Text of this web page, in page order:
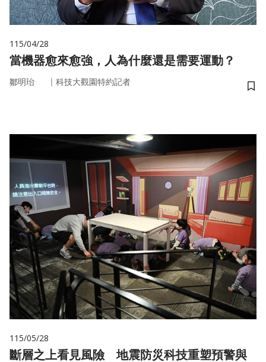
115/04/28
當機器愈來愈強，人為什麼還是需要運動？
鄒明珆 ｜ 科技大觀園特約記者
儲
115/05/28
斷層之上看見風險 地震防災科技重塑預警與